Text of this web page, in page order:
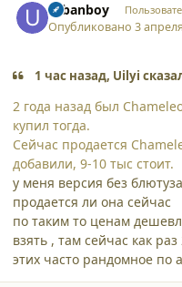
urbanboy
Опубликовано3
1 час назад, Uilyi
2 года назад был
купил тогда.
Сейчас продается
добавили, 9-10 тыс стоит.
у меня версия без
продается ли она сейчас
по таким то ценам
взять , там сейчас как
этих часто рандомное по